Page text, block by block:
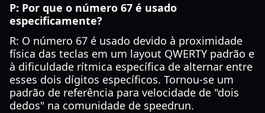
P: Por que o número 67 é usado
especificamente?
R: O número 67 é usado devido à proximidade
física das teclas em um layout QWERTY padrão e
à dificuldade rítmica específica de alternar entre
esses dois dígitos específicos. Tornou-se um
padrão de referência para velocidade de "dois
dedos" na comunidade de speedrun.